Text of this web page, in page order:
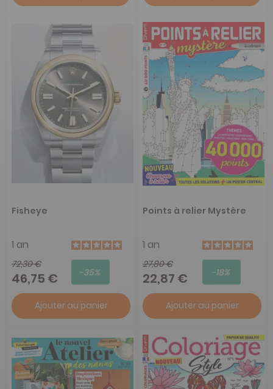
Fisheye
1 an
72,30 €
46,75 € -35%
Ajouter au panier
Points à relier Mystère
1 an
27,80 €
22,87 € -18%
Ajouter au panier